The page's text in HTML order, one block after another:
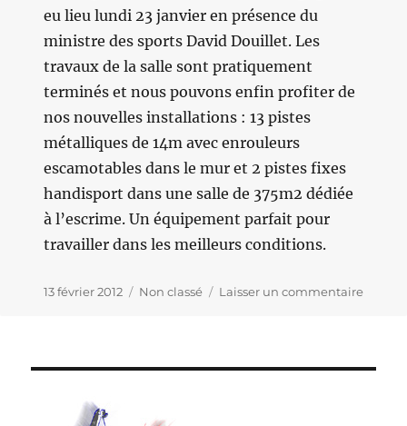
eu lieu lundi 23 janvier en présence du
ministre des sports David Douillet. Les
travaux de la salle sont pratiquement
terminés et nous pouvons enfin profiter de
nos nouvelles installations : 13 pistes
métalliques de 14m avec enrouleurs
escamotables dans le mur et 2 pistes fixes
handisport dans une salle de 375m2 dédiée
à l’escrime. Un équipement parfait pour
travailler dans les meilleurs conditions.
Publié
13 février 2012 Catégories
Non classé Laisser un commentairesur
ON